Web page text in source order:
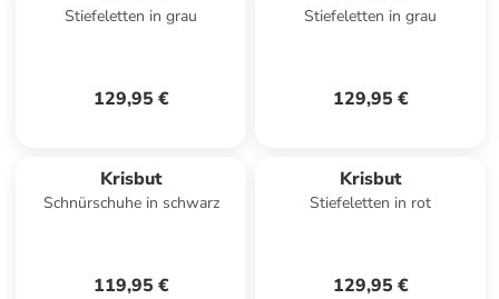
Stiefeletten in grau
129,95 €
Stiefeletten in grau
129,95 €
Krisbut
Schnürschuhe in schwarz
119,95 €
Krisbut
Stiefeletten in rot
129,95 €